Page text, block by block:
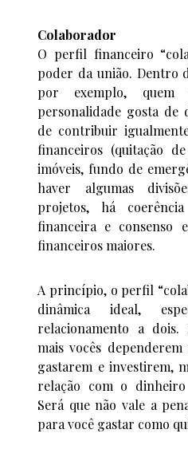
Colaborador
O perfil financeiro
poder da união. Dentro
por exemplo,
personalidade gosta de
de contribuir
financeiros (quitação
imóveis, fundo de
haver algumas
projetos, há
financeira e consenso
financeiros maiores.
A princípio, o perfil
dinâmica ideal,
relacionamento a dois.
mais vocês
gastarem e investirem,
relação com o dinheiro
Será que não vale a
para você gastar como